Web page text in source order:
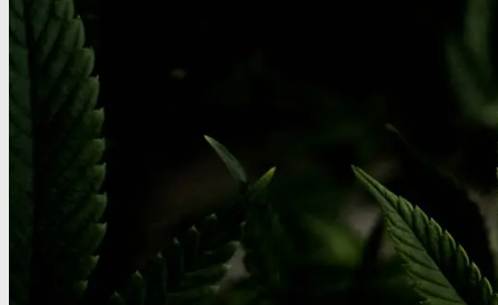
Oplev alle vores tests her